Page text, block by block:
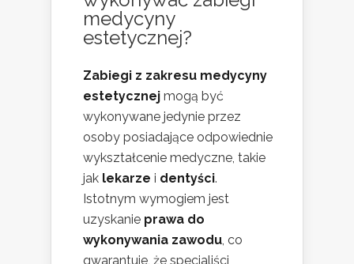
medycyny
estetycznej?
Zabiegi z zakresu medycyny
estetycznej mogą być
wykonywane jedynie przez
osoby posiadające odpowiednie
wykształcenie medyczne, takie
jak lekarze i dentyści.
Istotnym wymogiem jest
uzyskanie prawa do
wykonywania zawodu, co
gwarantuje, że specjaliści